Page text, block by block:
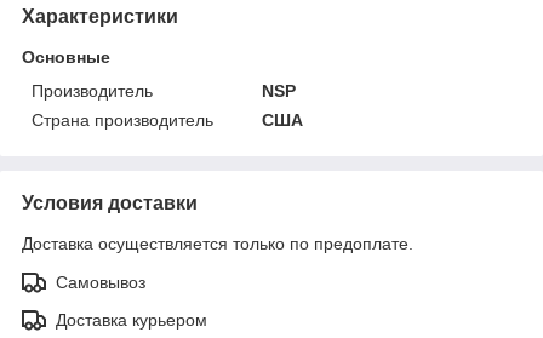
Характеристики
Основные
Производитель
NSP
Страна производитель
США
Условия доставки
Доставка осуществляется только по предоплате.
Самовывоз
Доставка курьером